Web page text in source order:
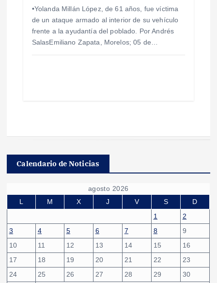
•Yolanda Millán López, de 61 años, fue víctima
de un ataque armado al interior de su vehículo
frente a la ayudantía del poblado. Por Andrés
SalasEmiliano Zapata, Morelos; 05 de…
Calendario de Noticias
agosto 2026
L
M X J V S
D
1
2
3
4 5 6 7 8
9
10
11 12 13 14 15
16
17
18 19 20 21 22
23
24
25 26 27 28 29
30